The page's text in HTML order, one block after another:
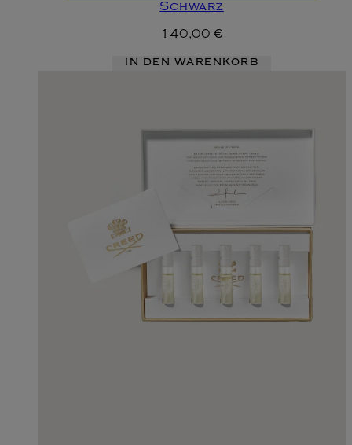
Schwarz
140,00 €
IN DEN WARENKORB